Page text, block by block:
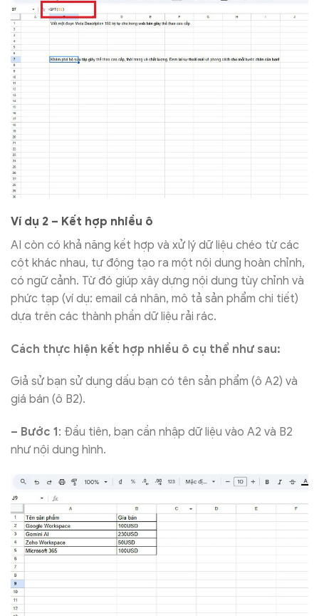
Ví dụ 2 – Kết hợp nhiều ô
AI còn có khả năng kết hợp và xử lý dữ liệu chéo từ các
cột khác nhau, tự động tạo ra một nội dung hoàn chỉnh,
có ngữ cảnh. Từ đó giúp xây dựng nội dung tùy chỉnh và
phức tạp (ví dụ: email cá nhân, mô tả sản phẩm chi tiết)
dựa trên các thành phần dữ liệu rải rác.
Cách thực hiện kết hợp nhiều ô cụ thể như sau:
Giả sử bạn sử dụng dấu bạn có tên sản phẩm (ô A2) và
giá bán (ô B2).
– Bước 1: Đầu tiên, bạn cần nhập dữ liệu vào A2 và B2
như nội dung hình.